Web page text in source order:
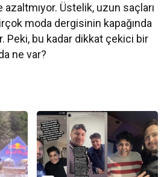
Üstelik, uzun saçları
moda dergisinin kapağında
Peki, bu kadar dikkat çekici bir
ne var?